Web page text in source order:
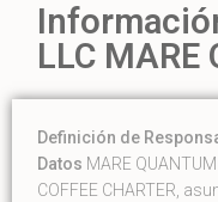
LLC MARE
Definición de
Datos MARE
COFFEE CHARTER,